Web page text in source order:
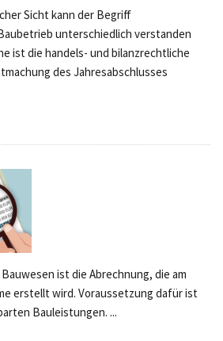
Sicht kann der Begriff
unterschiedlich verstanden
ist die handels- und bilanzrechtliche
des Jahresabschlusses
ist die Abrechnung, die am
erstellt wird. Voraussetzung dafür ist
Bauleistungen. ...